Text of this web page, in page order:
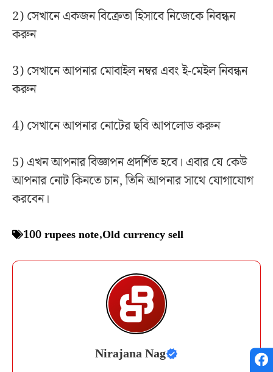
2) সেখানে একজন বিক্রেতা হিসাবে নিজেকে নিবন্ধন
করুন
3) সেখানে আপনার মোবাইল নম্বর এবং ই-মেইল নিবন্ধন
করুন
4) সেখানে আপনার নোটের ছবি আপলোড করুন
5) এখন আপনার বিজ্ঞাপন প্রদর্শিত হবে। এবার যে কেউ
আপনার নোট কিনতে চান, তিনি আপনার সাথে যোগাযোগ
করবেন।
100 rupees note,Old currency sell
Nirajana Nag